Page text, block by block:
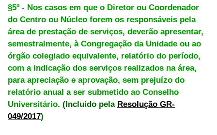
§5º - Nos casos em que o Diretor ou Coordenador
do Centro ou Núcleo forem os responsáveis pela
área de prestação de serviços, deverão apresentar,
semestralmente, à Congregação da Unidade ou ao
órgão colegiado equivalente, relatório do período,
com a indicação dos serviços realizados na área,
para apreciação e aprovação, sem prejuízo do
relatório anual a ser submetido ao Conselho
Universitário. (Incluído pela Resolução GR-
049/2017)